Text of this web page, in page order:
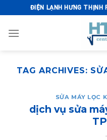
to
content
ĐIỆN LẠNH HƯNG THỊNH
TAG ARCHIVES:
SỬA MÁY LỌC
dịch vụ sửa